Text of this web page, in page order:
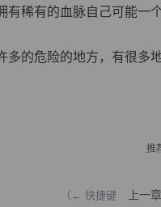
有稀有的血脉自己可能一
的危险的地方，有很多
推
（← 快捷键 上一章